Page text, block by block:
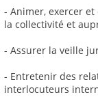
- Animer, exercer
la collectivité et
- Assurer la veille
- Entretenir des
interlocuteurs